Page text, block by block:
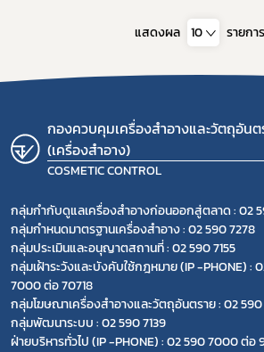
แสดงผล 10 รายการ
กองควบคุมเครื่องสำอางและวัตถุอันต
(เครื่องสำอาง)
COSMETIC CONTROL
กลุ่มกำกับดูแลเครื่องสำอางก่อนออกสู่ตลาด : 02
กลุ่มกำหนดมาตรฐานเครื่องสำอาง : 02 590 7278
กลุ่มประเมินและอนุญาตสถานที่ : 02 590 7155
กลุ่มเฝ้าระวังและบังคับใช้กฎหมาย (IP -PHONE) :
7000 ต่อ 70718
กลุ่มโฆษณาเครื่องสำอางและวัตถุอันตราย : 02
กลุ่มพัฒนาระบบ : 02 590 7139
ฝ่ายบริหารทั่วไป (IP -PHONE) : 02 590 7000 ต่อ